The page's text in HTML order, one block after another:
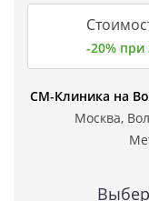
-20%
СМ-Клиника на
Москва,